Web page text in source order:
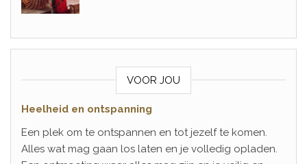
VOOR JOU
Heelheid en ontspanning
Een plek om te ontspannen en tot jezelf te komen.
Alles wat mag gaan los laten en je volledig opladen.